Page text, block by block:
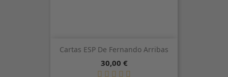
Cartas ESP De Fernando Arribas
Precio
30,00 €